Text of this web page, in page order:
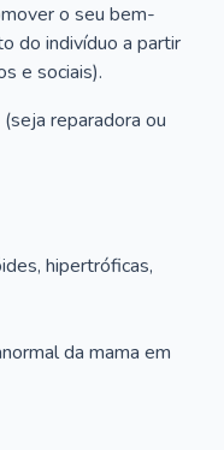
o seu bem-
do indivíduo a partir
e sociais).
reparadora ou
hipertróficas,
da mama em